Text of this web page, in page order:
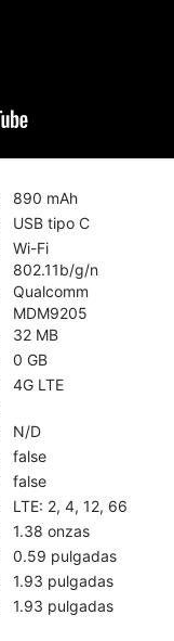
890 mAh
USB tipo C
Wi-Fi
802.11b/g/n
Qualcomm
MDM9205
32 MB
0 GB
4G LTE
N/D
false
false
LTE: 2, 4, 12, 66
1.38 onzas
0.59 pulgadas
1.93 pulgadas
1.93 pulgadas